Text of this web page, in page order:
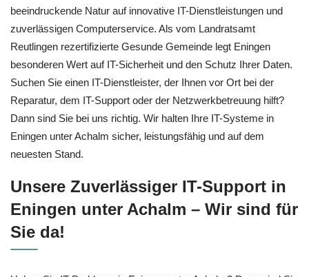
beeindruckende Natur auf innovative IT-Dienstleistungen und
zuverlässigen Computerservice. Als vom Landratsamt
Reutlingen rezertifizierte Gesunde Gemeinde legt Eningen
besonderen Wert auf IT-Sicherheit und den Schutz Ihrer Daten.
Suchen Sie einen IT-Dienstleister, der Ihnen vor Ort bei der
Reparatur, dem IT-Support oder der Netzwerkbetreuung hilft?
Dann sind Sie bei uns richtig. Wir halten Ihre IT-Systeme in
Eningen unter Achalm sicher, leistungsfähig und auf dem
neuesten Stand.
Unsere Zuverlässiger IT-Support in
Eningen unter Achalm – Wir sind für
Sie da!